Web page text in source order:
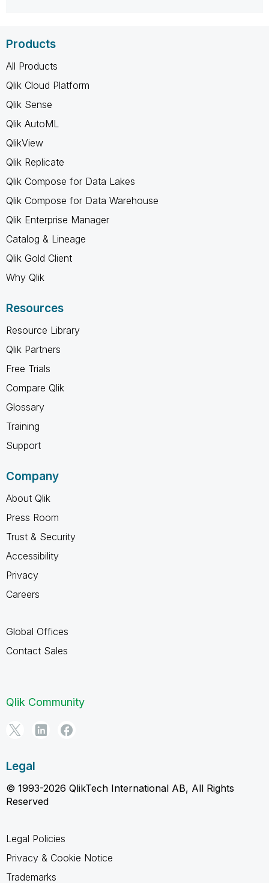
Products
All Products
Qlik Cloud Platform
Qlik Sense
Qlik AutoML
QlikView
Qlik Replicate
Qlik Compose for Data Lakes
Qlik Compose for Data Warehouse
Qlik Enterprise Manager
Catalog & Lineage
Qlik Gold Client
Why Qlik
Resources
Resource Library
Qlik Partners
Free Trials
Compare Qlik
Glossary
Training
Support
Company
About Qlik
Press Room
Trust & Security
Accessibility
Privacy
Careers
Global Offices
Contact Sales
Qlik Community
Legal
© 1993-2026 QlikTech International AB, All Rights
Reserved
Legal Policies
Privacy & Cookie Notice
Trademarks